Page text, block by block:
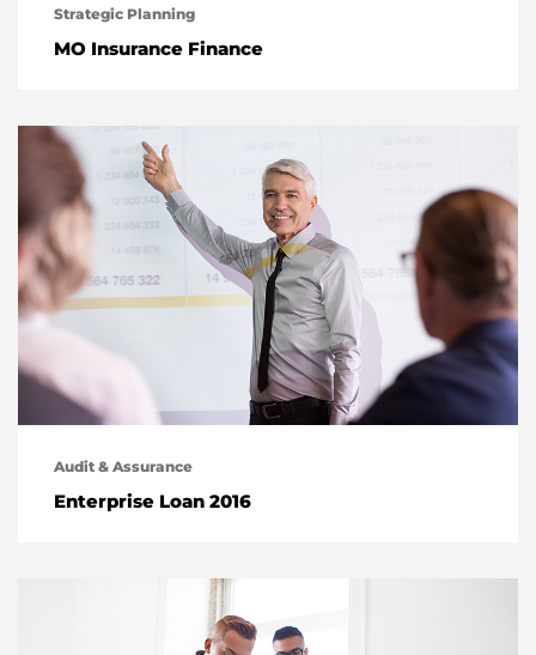
Strategic Planning
MO Insurance Finance
Audit & Assurance
Enterprise Loan 2016